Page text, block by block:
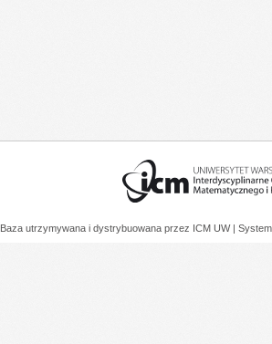
Baza utrzymywana i dystrybuowana przez ICM UW |